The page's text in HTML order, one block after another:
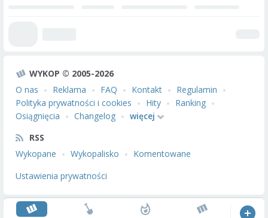
WYKOP © 2005-2026
O nas
Reklama FAQ Kontakt
Regulamin
Polityka prywatności i cookies
Hity
Ranking
Osiągnięcia
Changelog
więcej
RSS
Wykopane
Wykopalisko
Komentowane
Ustawienia prywatności